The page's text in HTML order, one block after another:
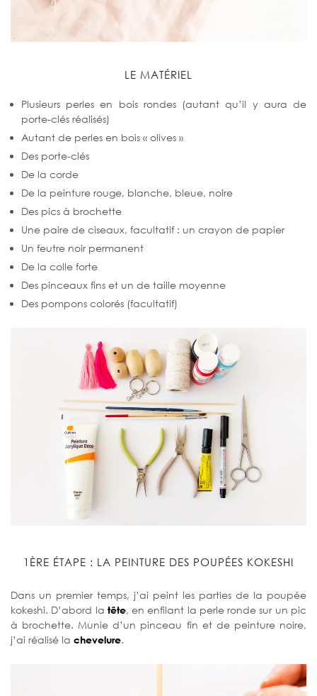
LE MATÉRIEL
Plusieurs perles en bois rondes (autant qu’il y aura de
porte-clés réalisés)
Autant de perles en bois « olives »
Des porte-clés
De la corde
De la peinture rouge, blanche, bleue, noire
Des pics à brochette
Une paire de ciseaux, facultatif : un crayon de papier
Un feutre noir permanent
De la colle forte
Des pinceaux fins et un de taille moyenne
Des pompons colorés (facultatif)
1ÈRE ÉTAPE : LA PEINTURE DES POUPÉES KOKESHI
Dans un premier temps, j’ai peint les parties de la poupée
kokeshi. D’abord la tête, en enfilant la perle ronde sur un pic
à brochette. Munie d’un pinceau fin et de peinture noire,
j’ai réalisé la chevelure.